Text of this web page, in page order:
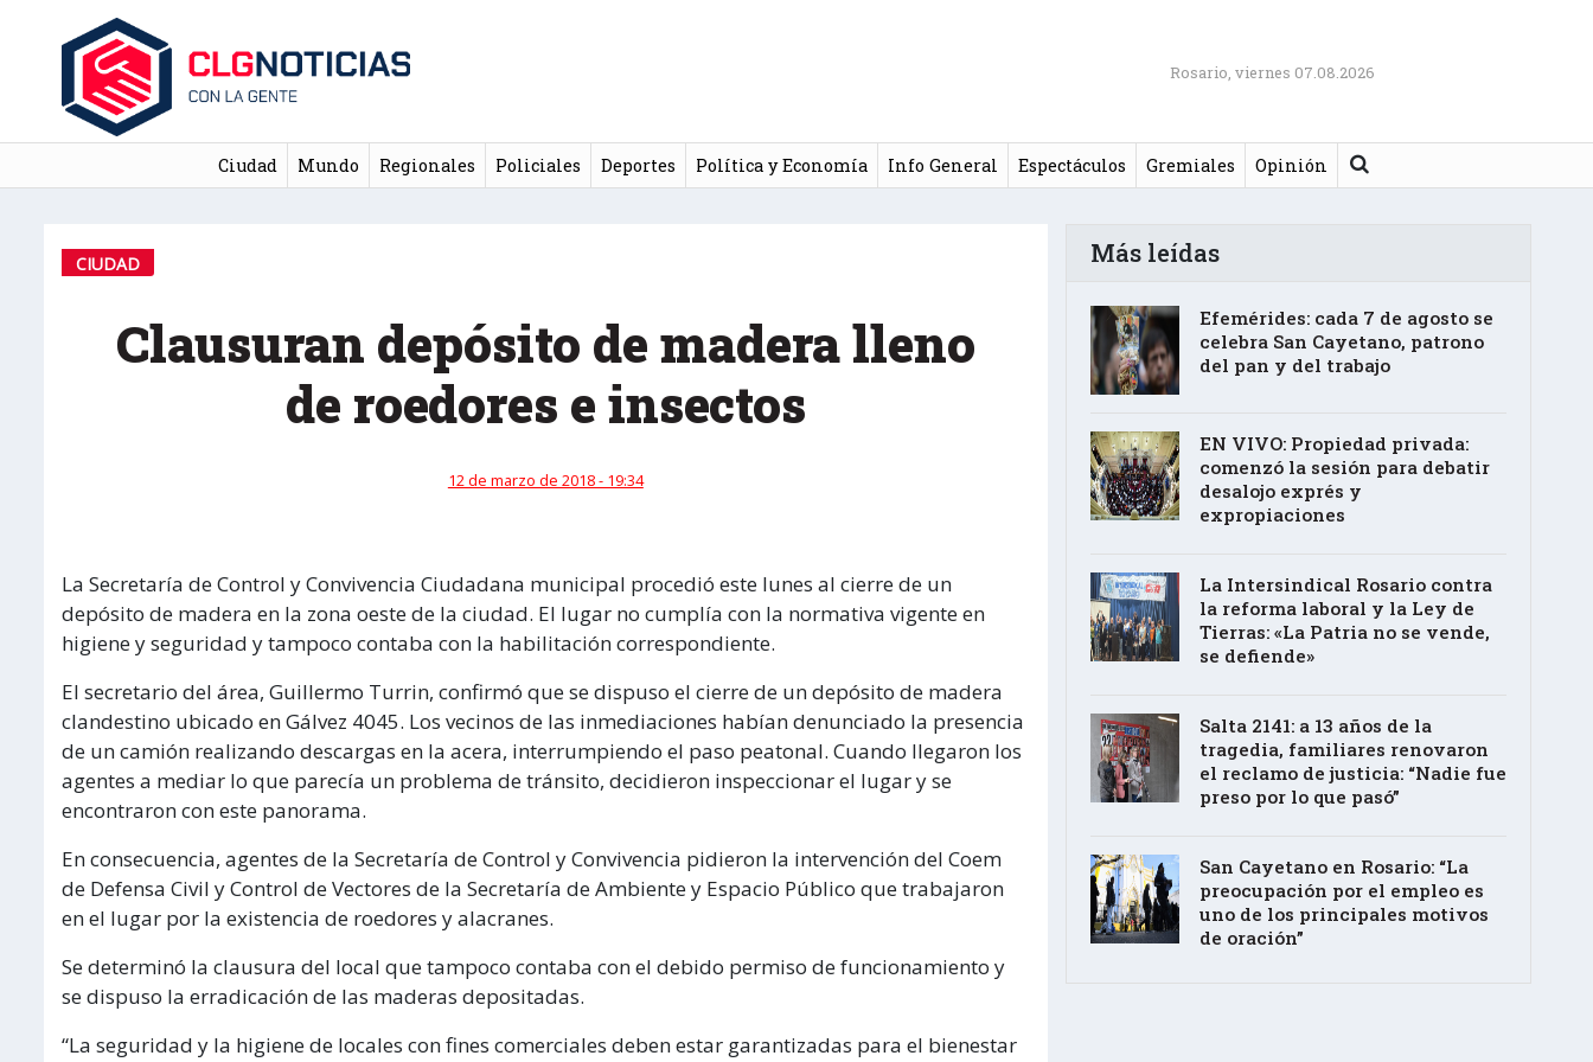
Rosario, viernes 07.08.2026
Ciudad Mundo Regionales Policiales Deportes Política y Economía Info General Espectáculos Gremiales Opinión Buscar
CIUDAD
Clausuran depósito de madera lleno
de roedores e insectos
12 de marzo de 2018 - 19:34
La Secretaría de Control y Convivencia Ciudadana municipal procedió este lunes al cierre de un
depósito de madera en la zona oeste de la ciudad. El lugar no cumplía con la normativa vigente en
higiene y seguridad y tampoco contaba con la habilitación correspondiente.
El secretario del área, Guillermo Turrin, confirmó que se dispuso el cierre de un depósito de madera
clandestino ubicado en Gálvez 4045. Los vecinos de las inmediaciones habían denunciado la presencia
de un camión realizando descargas en la acera, interrumpiendo el paso peatonal. Cuando llegaron los
agentes a mediar lo que parecía un problema de tránsito, decidieron inspeccionar el lugar y se
encontraron con este panorama.
En consecuencia, agentes de la Secretaría de Control y Convivencia pidieron la intervención del Coem
de Defensa Civil y Control de Vectores de la Secretaría de Ambiente y Espacio Público que trabajaron
en el lugar por la existencia de roedores y alacranes.
Se determinó la clausura del local que tampoco contaba con el debido permiso de funcionamiento y
se dispuso la erradicación de las maderas depositadas.
“La seguridad y la higiene de locales con fines comerciales deben estar garantizadas para el bienestar
Más leídas
Efemérides: cada 7 de agosto se
celebra San Cayetano, patrono
del pan y del trabajo
EN VIVO: Propiedad privada:
comenzó la sesión para debatir
desalojo exprés y
expropiaciones
La Intersindical Rosario contra
la reforma laboral y la Ley de
Tierras: «La Patria no se vende,
se defiende»
Salta 2141: a 13 años de la
tragedia, familiares renovaron
el reclamo de justicia: “Nadie fue
preso por lo que pasó”
San Cayetano en Rosario: “La
preocupación por el empleo es
uno de los principales motivos
de oración”